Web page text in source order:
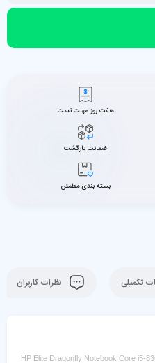
هفت روز مهلت تست
ضمانت بازگشت
بسته بندی مطمئن
تکمیلی نظرات کاربران
HP Elite Dragonfly Notebook Core i5-